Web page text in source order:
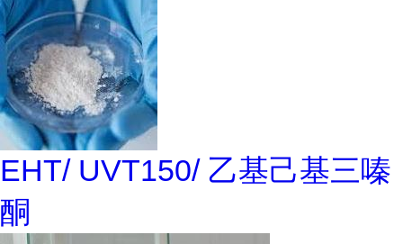
EHT/ UVT150/ 乙基己基三嗪
酮